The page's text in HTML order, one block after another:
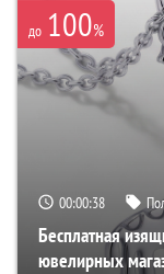
до 100%
00:00:37
Бесплатная
ювелирных